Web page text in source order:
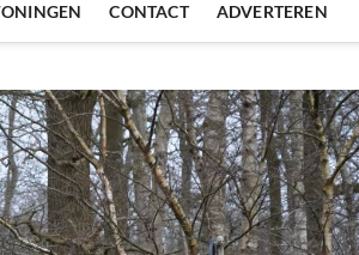
CONTACT ADVERTEREN